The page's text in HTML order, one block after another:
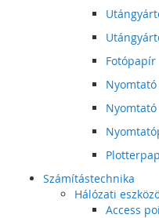
Fotópapír
Számítástechnika
Hálózati
Access